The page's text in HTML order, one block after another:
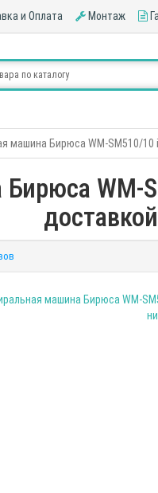
и Оплата Монтаж
машина Бирюса WM-SM510/10
WM-